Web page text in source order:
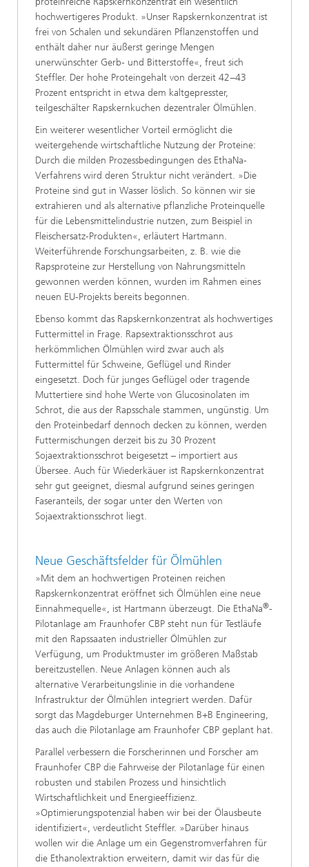
hochwertigeres Produkt. »Unser Rapskernkonzentrat ist
frei von Schalen und sekundären Pflanzenstoffen und
enthält daher nur äußerst geringe Mengen
unerwünschter Gerb- und Bitterstoffe«, freut sich
Steffler. Der hohe Proteingehalt von derzeit 42−43
Prozent entspricht in etwa dem kaltgepresster,
teilgeschälter Rapskernkuchen dezentraler Ölmühlen.
Ein weiterer wesentlicher Vorteil ermöglicht die
weitergehende wirtschaftliche Nutzung der Proteine:
Durch die milden Prozessbedingungen des EthaNa-
Verfahrens wird deren Struktur nicht verändert. »Die
Proteine sind gut in Wasser löslich. So können wir sie
extrahieren und als alternative pflanzliche Proteinquelle
für die Lebensmittelindustrie nutzen, zum Beispiel in
Fleischersatz-Produkten«, erläutert Hartmann.
Weiterführende Forschungsarbeiten, z. B. wie die
Rapsproteine zur Herstellung von Nahrungsmitteln
gewonnen werden können, wurden im Rahmen eines
neuen EU-Projekts bereits begonnen.
Ebenso kommt das Rapskernkonzentrat als hochwertiges
Futtermittel in Frage. Rapsextraktionsschrot aus
herkömmlichen Ölmühlen wird zwar auch als
Futtermittel für Schweine, Geflügel und Rinder
eingesetzt. Doch für junges Geflügel oder tragende
Muttertiere sind hohe Werte von Glucosinolaten im
Schrot, die aus der Rapsschale stammen, ungünstig. Um
den Proteinbedarf dennoch decken zu können, werden
Futtermischungen derzeit bis zu 30 Prozent
Sojaextraktionsschrot beigesetzt – importiert aus
Übersee. Auch für Wiederkäuer ist Rapskernkonzentrat
sehr gut geeignet, diesmal aufgrund seines geringen
Faseranteils, der sogar unter den Werten von
Sojaextraktionsschrot liegt.
Neue Geschäftsfelder für Ölmühlen
»Mit dem an hochwertigen Proteinen reichen
Rapskernkonzentrat eröffnet sich Ölmühlen eine neue
Einnahmequelle«, ist Hartmann überzeugt. Die EthaNa®-
Pilotanlage am Fraunhofer CBP steht nun für Testläufe
mit den Rapssaaten industrieller Ölmühlen zur
Verfügung, um Produktmuster im größeren Maßstab
bereitzustellen. Neue Anlagen können auch als
alternative Verarbeitungslinie in die vorhandene
Infrastruktur der Ölmühlen integriert werden. Dafür
sorgt das Magdeburger Unternehmen B+B Engineering,
das auch die Pilotanlage am Fraunhofer CBP geplant hat.
Parallel verbessern die Forscherinnen und Forscher am
Fraunhofer CBP die Fahrweise der Pilotanlage für einen
robusten und stabilen Prozess und hinsichtlich
Wirtschaftlichkeit und Energieeffizienz.
»Optimierungspotenzial haben wir bei der Ölausbeute
identifiziert«, verdeutlicht Steffler. »Darüber hinaus
wollen wir die Anlage um ein Gegenstromverfahren für
die Ethanolextraktion erweitern, damit wir das für die